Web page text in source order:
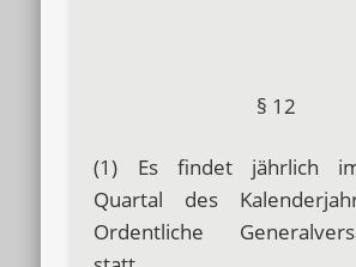
§ 12
(1) Es findet jährlich
Quartal des
Ordentliche